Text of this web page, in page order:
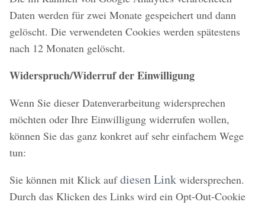
Daten werden für zwei Monate gespeichert und dann
gelöscht. Die verwendeten Cookies werden spätestens
nach 12 Monaten gelöscht.
Widerspruch/Widerruf der Einwilligung
Wenn Sie dieser Datenverarbeitung widersprechen
möchten oder Ihre Einwilligung widerrufen wollen,
können Sie das ganz konkret auf sehr einfachem Wege
tun:
Sie können mit Klick aufdiesen Link widersprechen.
Durch das Klicken des Links wird ein Opt-Out-Cookie